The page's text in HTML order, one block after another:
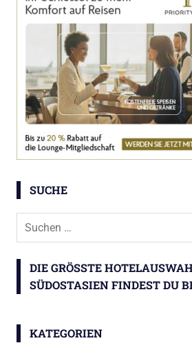
SUCHE
Suchen
DIE GRÖSSTE
ÜDOSTASIEN FINDEST DU
KATEGORIEN